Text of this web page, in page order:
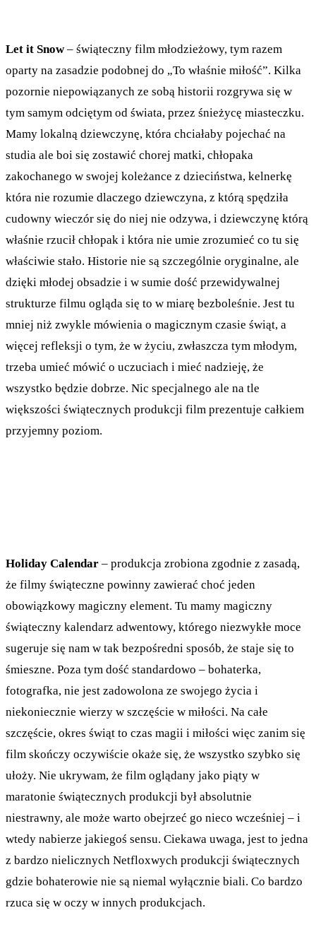
Let it Snow– świąteczny film młodzieżowy, tym razem
oparty na zasadzie podobnej do „To właśnie miłość”. Kilka
pozornie niepowiązanych ze sobą historii rozgrywa się w
tym samym odciętym od świata, przez śnieżycę miasteczku.
Mamy lokalną dziewczynę, która chciałaby pojechać na
studia ale boi się zostawić chorej matki, chłopaka
zakochanego w swojej koleżance z dzieciństwa, kelnerkę
która nie rozumie dlaczego dziewczyna, z którą spędziła
cudowny wieczór się do niej nie odzywa, i dziewczynę którą
właśnie rzucił chłopak i która nie umie zrozumieć co tu się
właściwie stało. Historie nie są szczególnie oryginalne, ale
dzięki młodej obsadzie i w sumie dość przewidywalnej
strukturze filmu ogląda się to w miarę bezboleśnie. Jest tu
mniej niż zwykle mówienia o magicznym czasie świąt, a
więcej refleksji o tym, że w życiu, zwłaszcza tym młodym,
trzeba umieć mówić o uczuciach i mieć nadzieję, że
wszystko będzie dobrze. Nic specjalnego ale na tle
większości świątecznych produkcji film prezentuje całkiem
przyjemny poziom.
Holiday Calendar – produkcja zrobiona zgodnie z zasadą,
że filmy świąteczne powinny zawierać choć jeden
obowiązkowy magiczny element. Tu mamy magiczny
świąteczny kalendarz adwentowy, którego niezwykłe moce
sugeruje się nam w tak bezpośredni sposób, że staje się to
śmieszne. Poza tym dość standardowo – bohaterka,
fotografka, nie jest zadowolona ze swojego życia i
niekoniecznie wierzy w szczęście w miłości. Na całe
szczęście, okres świąt to czas magii i miłości więc zanim się
film skończy oczywiście okaże się, że wszystko szybko się
ułoży. Nie ukrywam, że film oglądany jako piąty w
maratonie świątecznych produkcji był absolutnie
niestrawny, ale może warto obejrzeć go nieco wcześniej – i
wtedy nabierze jakiegoś sensu. Ciekawa uwaga, jest to jedna
z bardzo nielicznych Netfloxwych produkcji świątecznych
gdzie bohaterowie nie są niemal wyłącznie biali. Co bardzo
rzuca się w oczy w innych produkcjach.